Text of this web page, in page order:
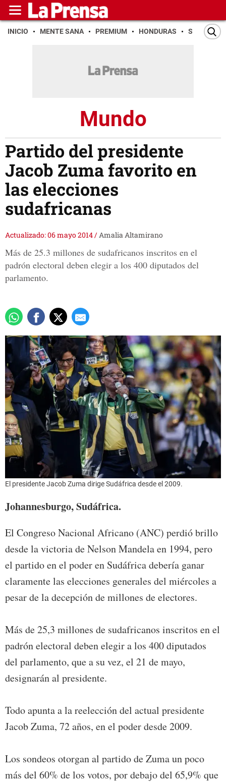
INICIO MENTE SANA PREMIUM HONDURAS SAN PEDRO
Mundo
Partido del presidente
Jacob Zuma favorito en
las elecciones
sudafricanas
Actualizado: 06 mayo 2014/Amalia Altamirano
Más de 25.3 millones de sudafricanos inscritos en el
padrón electoral deben elegir a los 400 diputados del
parlamento.
El presidente Jacob Zuma dirige Sudáfrica desde el 2009.
Johannesburgo, Sudáfrica.
El Congreso Nacional Africano (ANC) perdió brillo
desde la victoria de Nelson Mandela en 1994, pero
el partido en el poder en Sudáfrica debería ganar
claramente las elecciones generales del miércoles a
pesar de la decepción de millones de electores.
Más de 25,3 millones de sudafricanos inscritos en el
padrón electoral deben elegir a los 400 diputados
del parlamento, que a su vez, el 21 de mayo,
designarán al presidente.
Todo apunta a la reelección del actual presidente
Jacob Zuma, 72 años, en el poder desde 2009.
Los sondeos otorgan al partido de Zuma un poco
más del 60% de los votos, por debajo del 65,9% que